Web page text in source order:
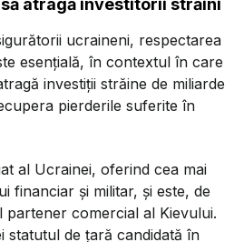
atragă investitorii străini
ucraineni, respectarea
esențială, în contextul în care
investiții străine de miliarde
pierderile suferite în
al Ucrainei, oferind cea mai
financiar și militar, și este, de
partener comercial al Kievului.
statutul de țară candidată în